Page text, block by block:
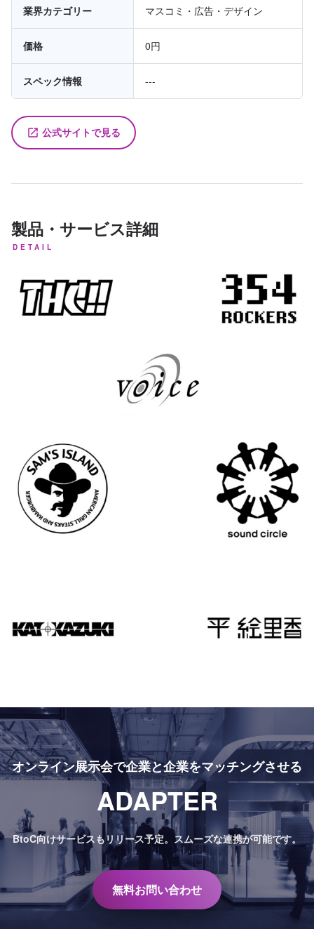
業界カテゴリー マスコミ・広告・デザイン
価格 0円
スペック情報 ---
launch 公式サイトで見る
製品・サービス詳細
DETAIL
オンライン展示会で企業と企業をマッチングさせる
ADAPTER
BtoC向けサービスもリリース予定。 スムーズな連携が可能です。
無料お問い合わせ